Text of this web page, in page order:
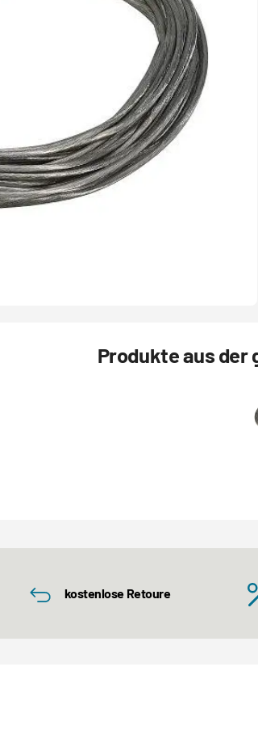
Produkte aus der
kostenlose Retoure